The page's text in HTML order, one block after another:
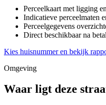
Perceelkaart met ligging
Indicatieve perceelmaten
Perceelgegevens
Direct beschikbaar na
Kies huisnummer en bekijk
Omgeving
Waar ligt deze